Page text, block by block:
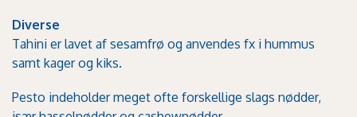
Diverse
Tahini er lavet af sesamfrø og anvendes fx i hummus
samt kager og kiks.
Pesto indeholder meget ofte forskellige slags nødder,